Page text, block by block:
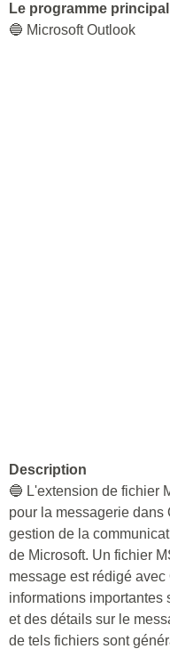
Le programme principal
🔵 Microsoft Outlook
Description
🔵 L'extension de fichier
pour la messagerie dans
gestion de la
de Microsoft. Un fichier
message est rédigé
informations importantes
et des détails sur le
de tels fichiers sont